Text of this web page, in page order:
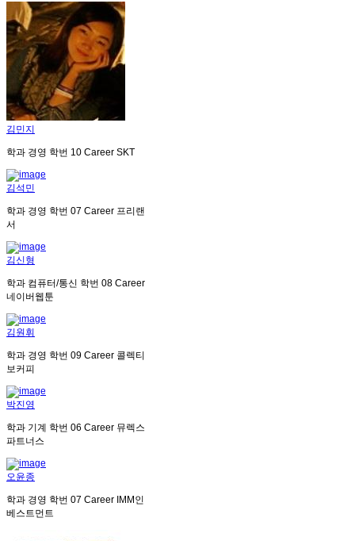
김민지
학과 경영 학번 10 Career SKT
김석민
학과 경영 학번 07 Career 프리랜
서
김신형
학과 컴퓨터/통신 학번 08 Career
네이버웹툰
김원휘
학과 경영 학번 09 Career 콜렉티
보커피
박진영
학과 기계 학번 06 Career 뮤렉스
파트너스
오윤종
학과 경영 학번 07 Career IMM인
베스트먼트